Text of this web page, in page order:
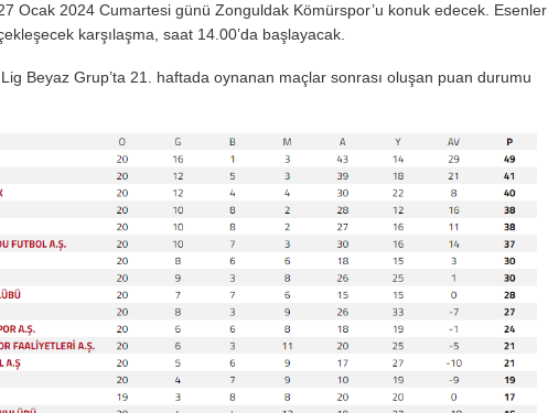
Ocak 2024 Cumartesi günü Zonguldak Kömürspor’u konuk edecek. Esenler
karşılaşma, saat 14.00’da başlayacak.
Beyaz Grup’ta 21. haftada oynanan maçlar sonrası oluşan puan durumu